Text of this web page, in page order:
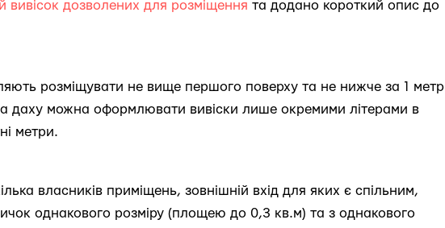
вивісок дозволених для розміщення та додано короткий опис до
розміщувати не вище першого поверху та не нижче за 1 метр
даху можна оформлювати вивіски лише окремими літерами в
метри.
власників приміщень, зовнішній вхід для яких є спільним,
однакового розміру (площею до 0,3 кв.м) та з однакового